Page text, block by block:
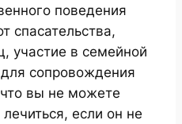
поведения
спасательства,
участие в семейной
сопровождения
вы не можете
если он не